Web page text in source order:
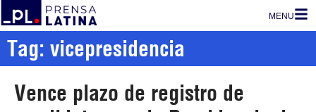
MENU
Tag: vicepresidencia
Vence plazo de registro de